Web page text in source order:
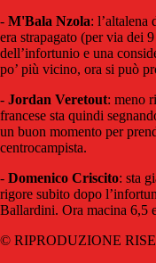
- M'Bala Nzola: l’altalena
era strapagato (per via dei
dell’infortunio e una
po’ più vicino, ora si può
- Jordan Veretout: meno
francese sta quindi
un buon momento per
centrocampista.
- Domenico Criscito: sta
rigore subito dopo
Ballardini. Ora macina 6,5
© RIPRODUZIONE